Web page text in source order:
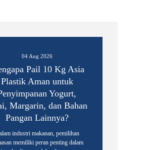
04 Aug 2026
Pail 10 Kg Asia
Plastik Aman untuk
Yogurt,
Margarin, dan Bahan
Pangan Lainnya?
industri makanan, pemilihan
memiliki peran penting dalam